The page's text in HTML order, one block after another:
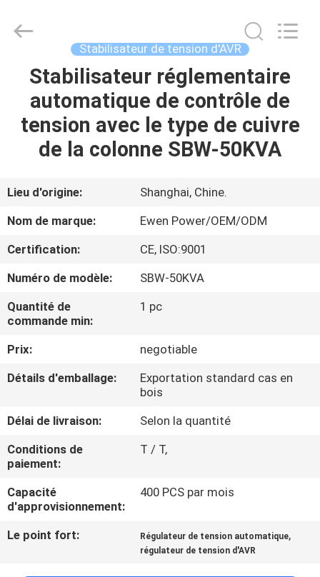
MAISON
VIDÉOS
À
PROPOS
DE
VISITE
L'USINE
CONTRÔLE
DE
QUALITÉ
Copyright
(Shanghai)
Equipment
Stabilisateur de tension d'AVR
Stabilisateur réglementaire
automatique de contrôle de
tension avec le type de cuivre
de la colonne SBW-50KVA
Lieu d'origine:
Shanghai, Chine.
Nom de marque:
Ewen Power/OEM/ODM
Certification:
CE, ISO:9001
Numéro de modèle:
SBW-50KVA
Quantité de
commande min:
1 pc
Prix:
negotiable
Détails d'emballage:
Exportation standard cas en
bois
Délai de livraison:
Selon la quantité
Conditions de
paiement:
T / T,
Capacité
d'approvisionnement:
400 PCS par mois
Le point fort: Régulateur de tension automatique,
régulateur de tension d'AVR